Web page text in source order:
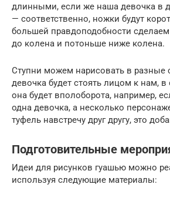
длинными, если же наша девочка в
— соответственно, ножки будут
большей правдоподобности
до колена и потоньше ниже колена.
Ступни можем нарисовать в разные
девочка будет стоять лицом к нам, в
она будет вполоборота, например,
одна девочка, а несколько
туфель навстречу друг другу, это
Подготовительные
Идеи для рисунков гуашью можно
используя следующие материалы: